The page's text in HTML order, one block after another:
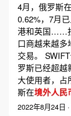
4月，俄罗斯在
0.62%，7月
港和英国……
口商越来越
交易。
罗斯已经超越
大使用者，占
斯在境外人民
2022年8月24日 ·